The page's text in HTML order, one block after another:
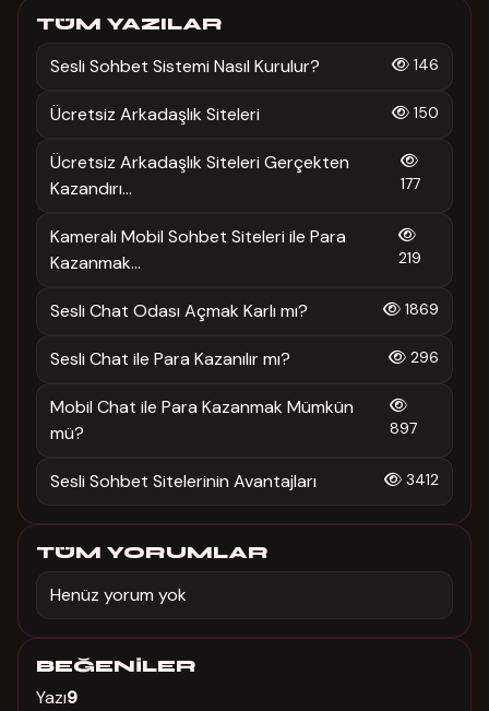
TÜM YAZILAR
Sesli Sohbet Sistemi Nasıl Kurulur? 146
Ücretsiz Arkadaşlık Siteleri 150
Ücretsiz Arkadaşlık Siteleri Gerçekten
Kazandırı...
177
Kameralı Mobil Sohbet Siteleri ile Para
Kazanmak...
219
Sesli Chat Odası Açmak Karlı mı? 1869
Sesli Chat ile Para Kazanılır mı? 296
Mobil Chat ile Para Kazanmak Mümkün
mü?
897
Sesli Sohbet Sitelerinin Avantajları 3412
TÜM YORUMLAR
Henüz yorum yok
BEĞENILER
Yazı9